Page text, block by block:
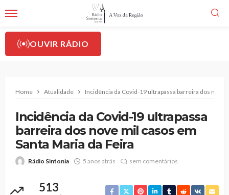
OUVIR RÁDIO
Home Atualidade Incidência da Covid-19 ultrapassa barreira dos nove
Incidência da Covid-19 ultrapassa
barreira dos nove mil casos em
Santa Maria da Feira
Rádio Sintonia 5 anos atrás sem comentários
513